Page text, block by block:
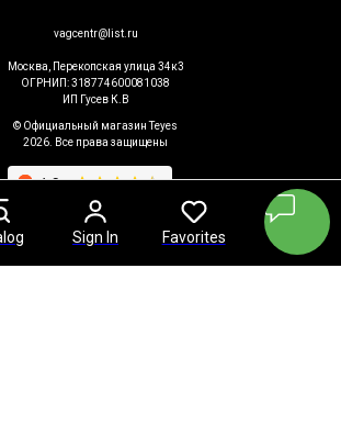
Sign In Favorites
Sign In Favorites
Москва, Перекопская улица 34к3
ОГРНИП: 318774600081038
ИП Гусев К.В
vagcentr@list.ru
© Официальный магазин Teyes
2026. Все права защищены